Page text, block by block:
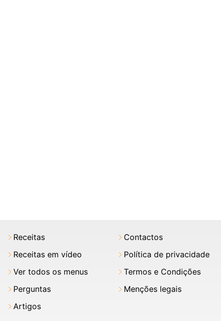
Receitas
Receitas em vídeo
Ver todos os menus
Perguntas
Artigos
Contactos
Política de privacidade
Termos e Condições
Menções legais